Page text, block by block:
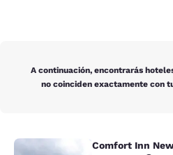
A continuación, encontrarás
no coinciden exactamente con
Comfort InnComfort Inn